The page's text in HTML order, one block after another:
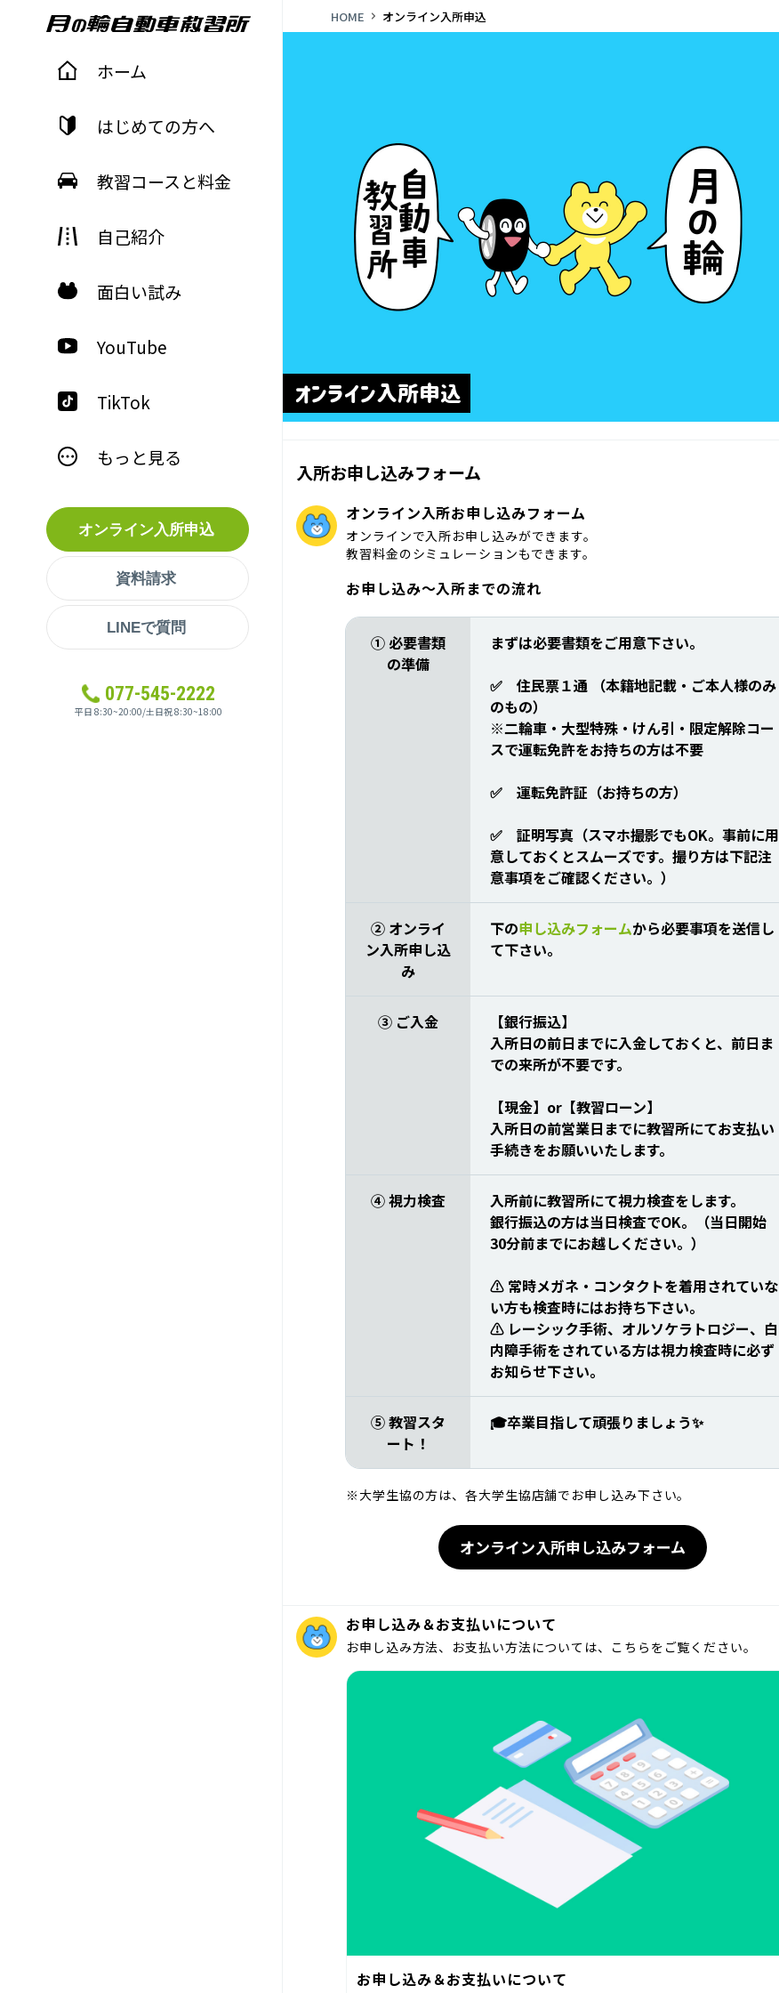
月の輪自動車教習所 tsukinowa driving school
ホーム
はじめての方へ
教習コースと料金
自己紹介
面白い試み
YouTube
TikTok
もっと見る
オンライン入所申込
資料請求
LINEで質問
077-545-2222
平日 8:30~20:00/土日祝 8:30~18:00
HOME オンライン入所申込
オンライン入所申込
入所お申し込みフォーム
オンライン入所お申し込みフォーム
オンラインで入所お申し込みができます。
教習料金のシミュレーションもできます。
お申し込み〜入所までの流れ
① 必要書類
の準備
まずは必要書類をご用意下さい。
✅ 住民票１通 （本籍地記載・ご本人様のみ
のもの）
※二輪車・大型特殊・けん引・限定解除コー
スで運転免許をお持ちの方は不要
✅ 運転免許証（お持ちの方）
✅ 証明写真（スマホ撮影でもOK。事前に用
意しておくとスムーズです。撮り方は下記注
意事項をご確認ください。）
② オンライ
ン入所申し込
み
下の申し込みフォームから必要事項を送信し
て下さい。
③ ご入金
【銀行振込】
入所日の前日までに入金しておくと、前日ま
での来所が不要です。
【現金】or【教習ローン】
入所日の前営業日までに教習所にてお支払い
手続きをお願いいたします。
④ 視力検査
入所前に教習所にて視力検査をします。
銀行振込の方は当日検査でOK。（当日開始
30分前までにお越しください。）
⚠️ 常時メガネ・コンタクトを着用されていな
い方も検査時にはお持ち下さい。
⚠️ レーシック手術、オルソケラトロジー、白
内障手術をされている方は視力検査時に必ず
お知らせ下さい。
⑤ 教習スタ
ート！
🎓️卒業目指して頑張りましょう✨️
※大学生協の方は、各大学生協店舗でお申し込み下さい。
オンライン入所申し込みフォーム
お申し込み＆お支払いについて
お申し込み方法、お支払い方法については、こちらをご覧ください。
お申し込み＆お支払いについて